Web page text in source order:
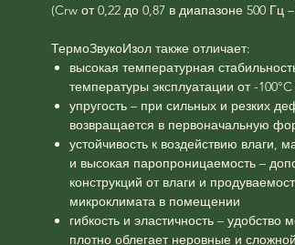
(Crw от 0,22 до 0,87 в диапазоне 500 Гц
ТермоЗвукоИзол также отличает:
высокая температурная
температуры эксплуатации от -
упругость – при сильных и резких
возвращается в первоначальную
устойчивость к воздействию влаги,
и высокая паропроницаемость –
конструкций от влаги и
микроклимата в помещении
гибкость и эластичность – удобство
плотно облегает неровные и